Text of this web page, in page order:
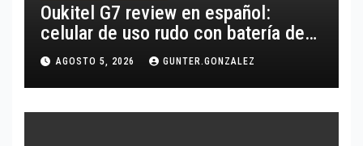
Oukitel G7 review en español:
celular de uso rudo con batería de
10,600 mAh
AGOSTO 5, 2026 GUNTER.GONZALEZ